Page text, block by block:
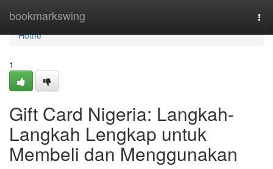
bookmarkswing
Home
Home
1
Gift Card Nigeria: Langkah-
Langkah Lengkap untuk
Membeli dan Menggunakan